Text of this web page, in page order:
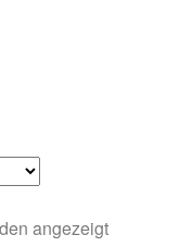
angezeigt